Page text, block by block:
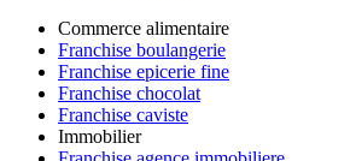
Commerce alimentaire
Franchise boulangerie
Franchise epicerie fine
Franchise chocolat
Franchise caviste
Immobilier